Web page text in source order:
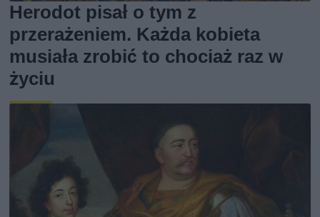
Herodot pisał o tym z
przerażeniem. Każda kobieta
musiała zrobić to chociaż raz w
życiu